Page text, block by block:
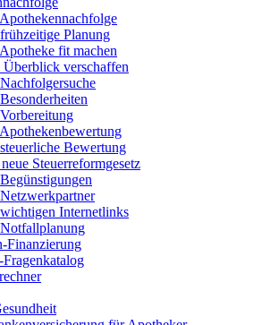
Planung
fit machen
Überblick verschaffen
Bewertung
Steuerreformgesetz
Internetlinks
Finanzierung